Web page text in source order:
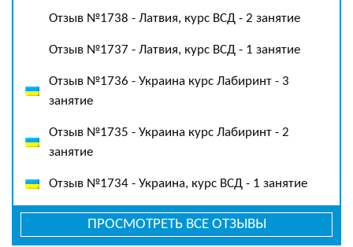
Отзыв №1738 - Латвия, курс ВСД - 2 занятие
Отзыв №1737 - Латвия, курс ВСД - 1 занятие
Отзыв №1736 - Украина курс Лабиринт - 3
занятие
Отзыв №1735 - Украина курс Лабиринт - 2
занятие
Отзыв №1734 - Украина, курс ВСД - 1 занятие
ПРОСМОТРЕТЬ ВСЕ ОТЗЫВЫ